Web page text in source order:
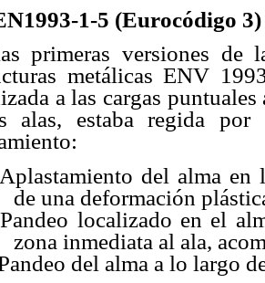
1-5 (Eurocódigo 3)
primeras versiones de
metálicas ENV
a las cargas
alas, estaba regida
Aplastamiento del alma en
de una deformación
Pandeo localizado en el
zona inmediata al ala,
del alma a lo largo